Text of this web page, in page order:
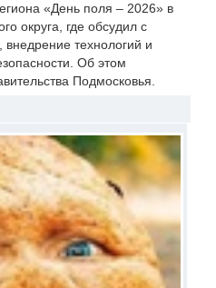
«День поля – 2026» в
округа, где обсудил с
технологий и
Об этом
Подмосковья.